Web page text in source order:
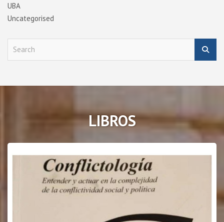
UBA
Uncategorised
c
LIBROS